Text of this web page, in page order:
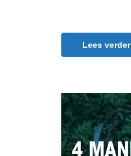
Lees verder